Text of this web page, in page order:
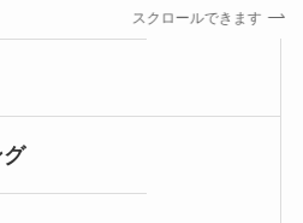
スクロールできます